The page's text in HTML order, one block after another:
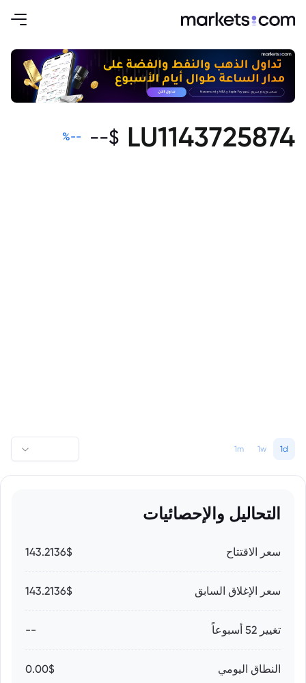
LU1143725874
$
--
--
%
1d
1w
1m
التحاليل والإحصائيات
سعر الاقتتاح 143.2136$
سعر الإغلاق السابق 143.2136$
تغيير 52 أسبوعاً --
النطاق اليومي 0.00$